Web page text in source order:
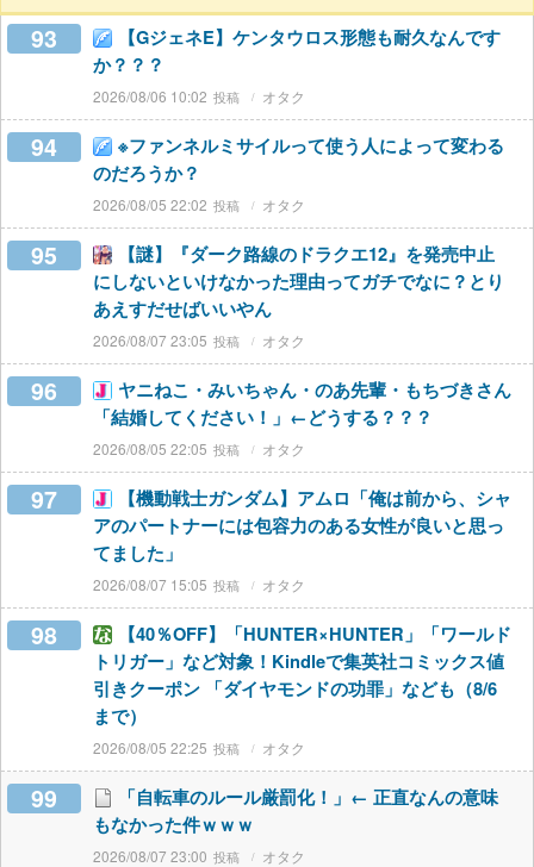
93
【GジェネE】ケンタウロス形態も耐久なんです
か？？？
2026/08/06 10:02 オタク
94
※ファンネルミサイルって使う人によって変わる
のだろうか？
2026/08/05 22:02 オタク
95
【謎】『ダーク路線のドラクエ12』を発売中止
にしないといけなかった理由ってガチでなに？とり
あえすだせばいいやん
2026/08/07 23:05 オタク
96
ヤニねこ・みいちゃん・のあ先輩・もちづきさん
「結婚してください！」←どうする？？？
2026/08/05 22:05 オタク
97
【機動戦士ガンダム】アムロ「俺は前から、シャ
アのパートナーには包容力のある女性が良いと思っ
てました」
2026/08/07 15:05 オタク
98
【40％OFF】「HUNTER×HUNTER」「ワールド
トリガー」など対象！Kindleで集英社コミックス値
引きクーポン 「ダイヤモンドの功罪」なども（8/6
まで）
2026/08/05 22:25 オタク
99
「自転車のルール厳罰化！」← 正直なんの意味
もなかった件ｗｗｗ
2026/08/07 23:00 オタク